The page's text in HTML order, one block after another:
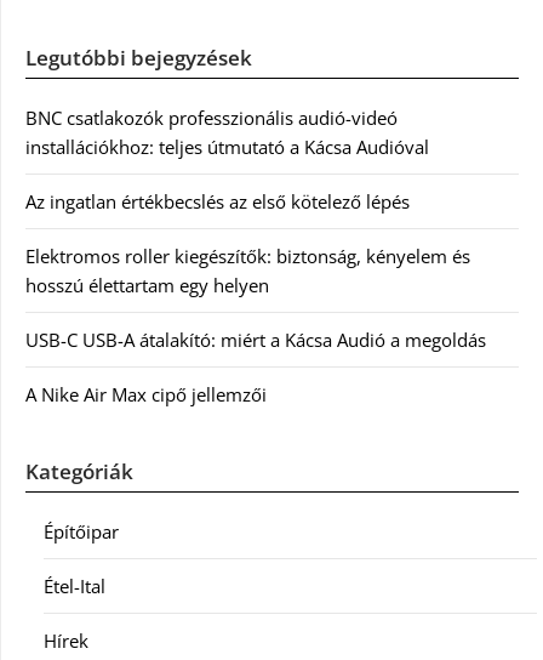
Legutóbbi bejegyzések
BNC csatlakozók professzionális audió-videó
installációkhoz: teljes útmutató a Kácsa Audióval
Az ingatlan értékbecslés az első kötelező lépés
Elektromos roller kiegészítők: biztonság, kényelem és
hosszú élettartam egy helyen
USB-C USB-A átalakító: miért a Kácsa Audió a megoldás
A Nike Air Max cipő jellemzői
Kategóriák
Építőipar
Étel-Ital
Hírek